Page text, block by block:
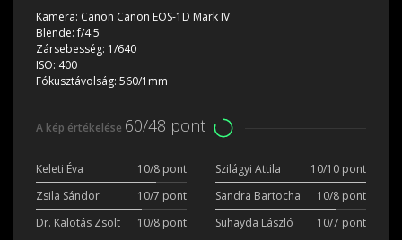
Kamera: Canon Canon EOS-1D Mark IV
Blende:f/4.5
Zársebesség: 1/640
ISO: 400
Fókusztávolság: 560/1mm
A kép értékelése 60/48 pont
Keleti Éva 10/8 pont Szilágyi Attila
10/10 pont
Zsila Sándor
10/7 pont Sandra Bartocha
10/8 pont
Dr. Kalotás Zsolt
10/8 pont Suhayda László
10/7 pont